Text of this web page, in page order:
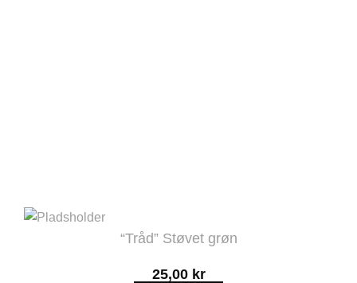
“Tråd” Støvet grøn
25,00 kr